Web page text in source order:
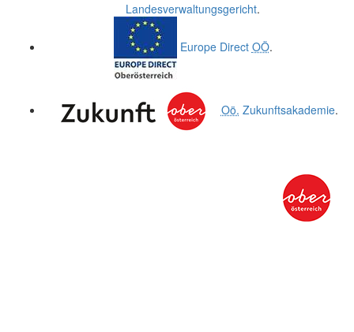
Landesverwaltungsgericht.
Europe Direct OÖ.
Oö. Zukunftsakademie.